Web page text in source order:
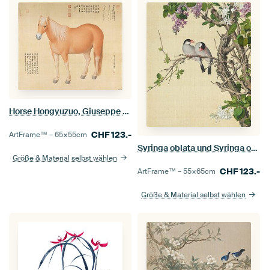
Horse Hongyuzuo, Giuseppe Castiglione
ArtFrame™ –65×55cm CHF123.-
Größe & Material selbst wählen
Syringa oblata und Syringa oblata var. alba, Giuseppe Castiglione
ArtFrame™ –55×65cm CHF123.-
Größe & Material selbst wählen